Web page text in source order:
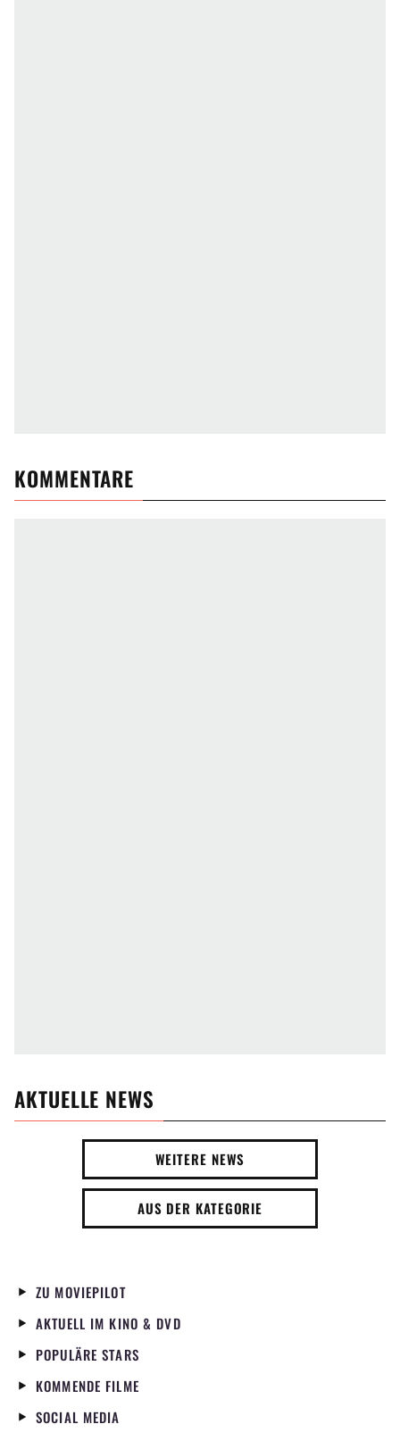
KOMMENTARE
AKTUELLE NEWS
WEITERE NEWS
AUS DER KATEGORIE
ZU MOVIEPILOT
AKTUELL IM KINO & DVD
POPULÄRE STARS
KOMMENDE FILME
SOCIAL MEDIA